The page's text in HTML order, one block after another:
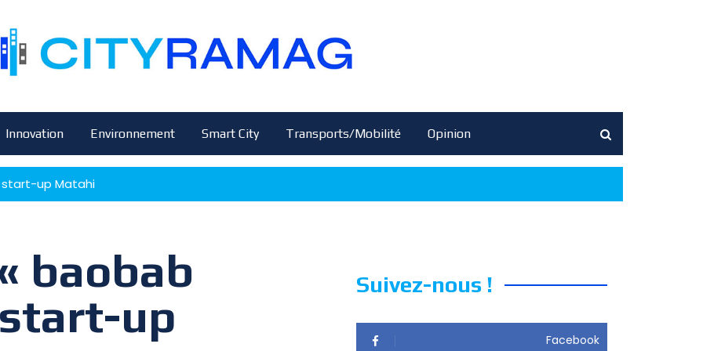
Innovation Environnement Smart City Transports/Mobilité Opinion
start-up Matahi
baobab
up
Suivez-nous !
Facebook